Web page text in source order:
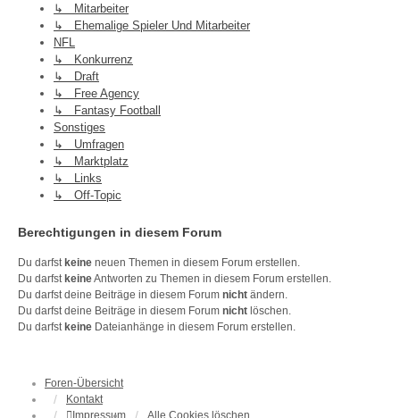
↳ Mitarbeiter
↳ Ehemalige Spieler Und Mitarbeiter
NFL
↳ Konkurrenz
↳ Draft
↳ Free Agency
↳ Fantasy Football
Sonstiges
↳ Umfragen
↳ Marktplatz
↳ Links
↳ Off-Topic
Berechtigungen in diesem Forum
Du darfst keine neuen Themen in diesem Forum erstellen.
Du darfst keineAntworten zu Themen in diesem Forum erstellen.
Du darfst deine Beiträge in diesem Forum nicht ändern.
Du darfst deine Beiträge in diesem Forum nicht löschen.
Du darfst keine Dateianhänge in diesem Forum erstellen.
Foren-Übersicht
Kontakt
Impressum
Alle Cookies löschen